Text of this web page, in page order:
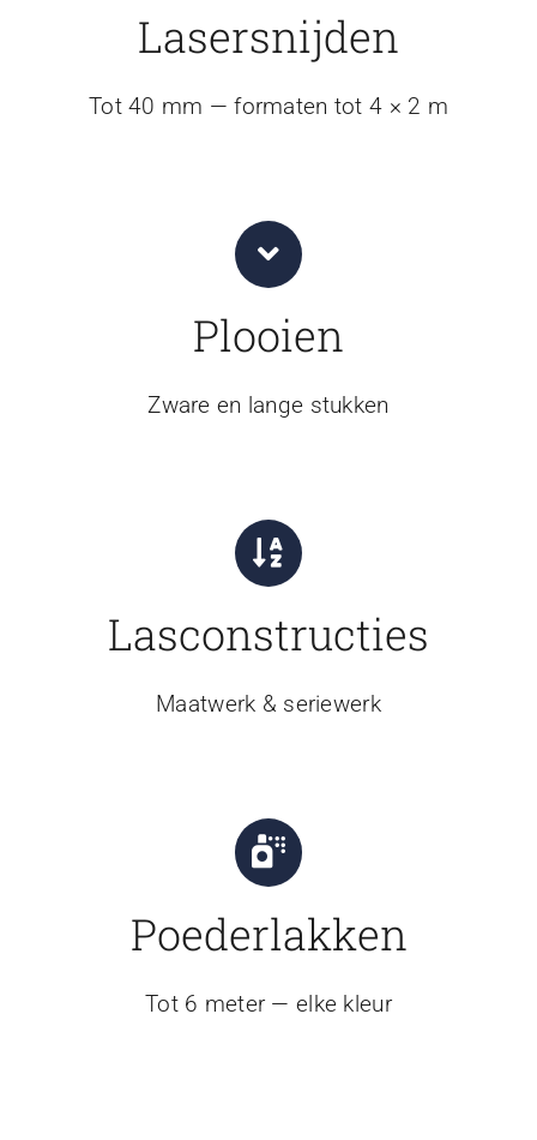
Lasersnijden
Tot 40 mm — formaten tot 4 × 2 m
Plooien
Zware en lange stukken
Lasconstructies
Maatwerk & seriewerk
Poederlakken
Tot 6 meter — elke kleur